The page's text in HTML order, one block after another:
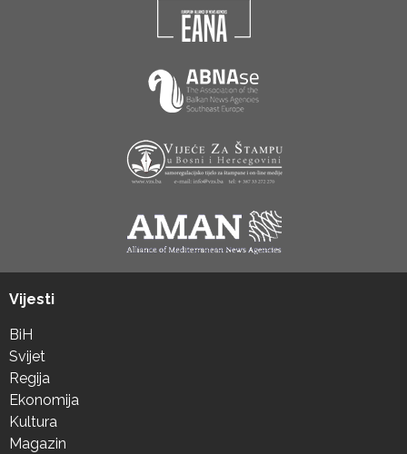
Vijesti
BiH
Svijet
Regija
Ekonomija
Kultura
Magazin